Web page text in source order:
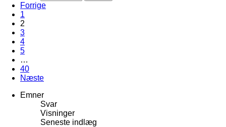
Forrige
1
2
3
4
5
…
40
Næste
Emner
Svar
Visninger
Seneste indlæg